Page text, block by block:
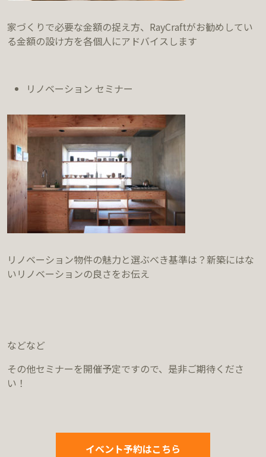
家づくりで必要な金額の捉え方、RayCraftがお勧めしてい
る金額の設け方を各個人にアドバイスします
リノベーション セミナー
リノベーション物件の魅力と選ぶべき基準は？新築にはな
いリノベーションの良さをお伝え
などなど
その他セミナーを開催予定ですので、是非ご期待くださ
い！
イベント予約はこちら